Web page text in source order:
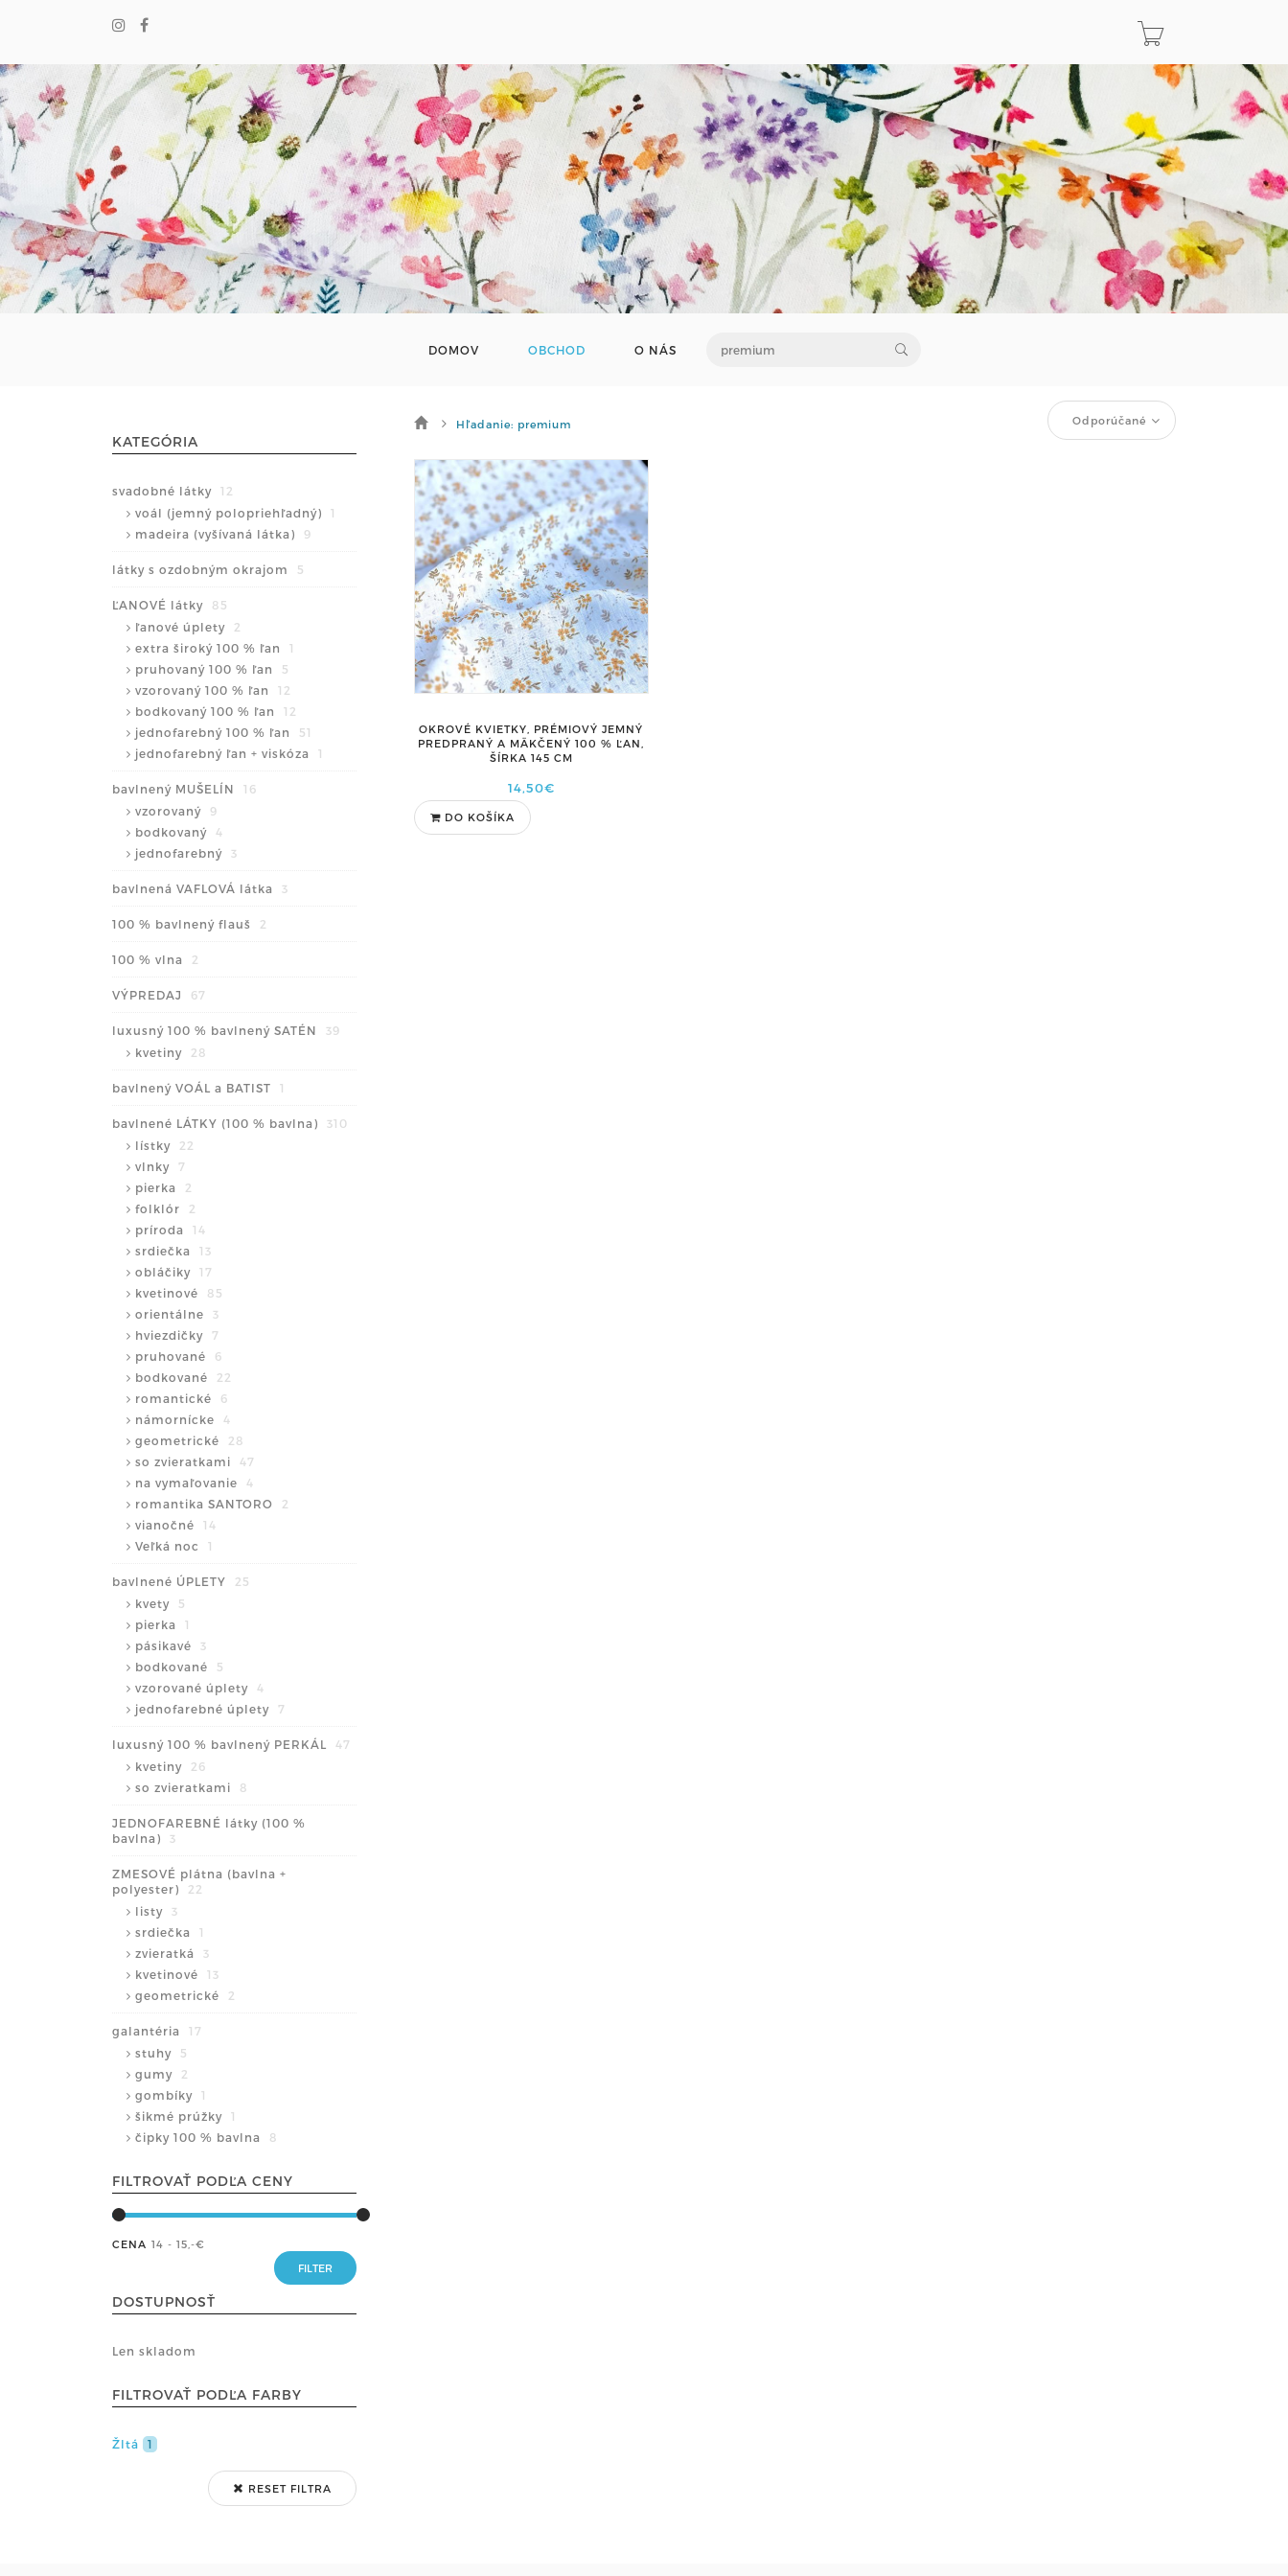
DOMOV OBCHOD O NÁS
KATEGÓRIA
svadobné látky
12
voál (jemný polopriehľadný)
1
madeira (vyšívaná látka)
9
látky s ozdobným okrajom 5
ĽANOVÉ látky
85
ľanové úplety
2
extra široký 100 % ľan
1
pruhovaný 100 % ľan
5
vzorovaný 100 % ľan
12
bodkovaný 100 % ľan
12
jednofarebný 100 % ľan
51
jednofarebný ľan + viskóza
1
bavlnený MUŠELÍN
16
vzorovaný
9
bodkovaný
4
jednofarebný
3
bavlnená VAFLOVÁ látka 3
100 % bavlnený flauš 2
100 % vlna 2
VÝPREDAJ 67
luxusný 100 % bavlnený SATÉN
39
kvetiny
28
bavlnený VOÁL a BATIST 1
bavlnené LÁTKY (100 % bavlna)
310
lístky
22
vlnky
7
pierka
2
folklór
2
príroda
14
srdiečka
13
obláčiky
17
kvetinové
85
orientálne
3
hviezdičky
7
pruhované
6
bodkované
22
romantické
6
námornícke
4
geometrické
28
so zvieratkami
47
na vymaľovanie
4
romantika SANTORO
2
vianočné
14
Veľká noc
1
bavlnené ÚPLETY
25
kvety
5
pierka
1
pásikavé
3
bodkované
5
vzorované úplety
4
jednofarebné úplety
7
luxusný 100 % bavlnený PERKÁL
47
kvetiny
26
so zvieratkami
8
JEDNOFAREBNÉ látky (100 %
bavlna)
3
ZMESOVÉ plátna (bavlna +
polyester)
22
listy
3
srdiečka
1
zvieratká
3
kvetinové
13
geometrické
2
galantéria
17
stuhy
5
gumy
2
gombíky
1
šikmé prúžky
1
čipky 100 % bavlna
8
FILTROVAŤ PODĽA CENY
CENA 14 - 15 ,-€
DOSTUPNOSŤ
Len skladom
FILTROVAŤ PODĽA FARBY
Žltá 1
RESET FILTRA
Hľadanie: premium Odporúčané
OKROVÉ KVIETKY, PRÉMIOVÝ JEMNÝ
PREDPRANÝ A MÄKČENÝ 100 % ĽAN,
ŠÍRKA 145 CM
14,50€
DO KOŠÍKA